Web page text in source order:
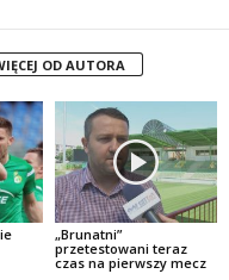
OD AUTORA
„Brunatni”
przetestowani teraz
czas na pierwszy mecz